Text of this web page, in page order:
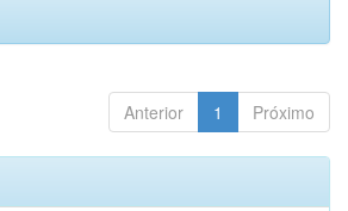
Anterior 1 Próximo